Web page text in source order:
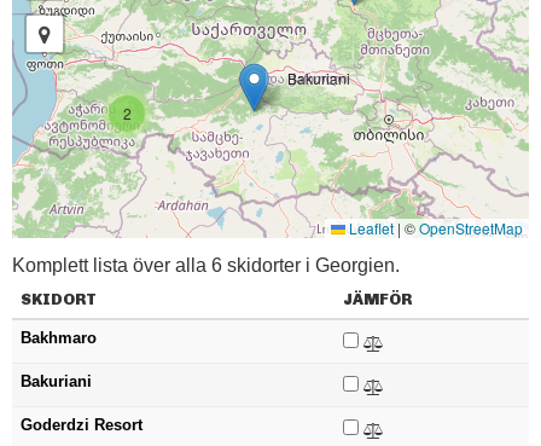
2
Bakuriani
Leaflet | ©OpenStreetMap
Komplett lista över alla 6 skidorter i Georgien.
SKIDORT JÄMFÖR
Bakhmaro
Bakuriani
Goderdzi Resort